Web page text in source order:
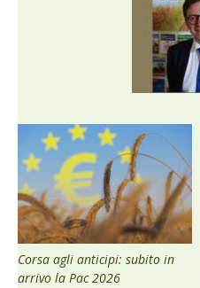
Corsa agli anticipi: subito in
arrivo la Pac 2026